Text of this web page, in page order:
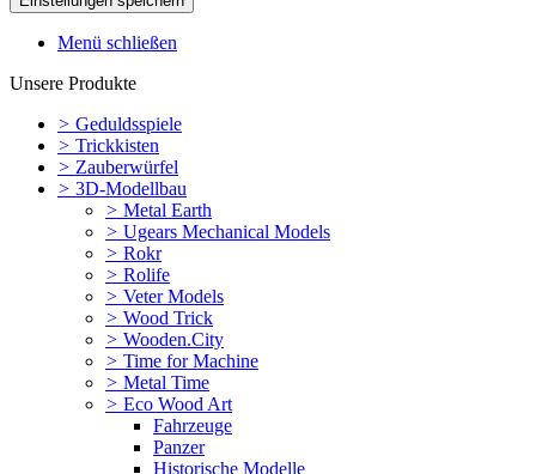
Menü schließen
Unsere Produkte
> Geduldsspiele
> Trickkisten
> Zauberwürfel
> 3D-Modellbau
> Metal Earth
> Ugears Mechanical Models
> Rokr
> Rolife
> Veter Models
> Wood Trick
> Wooden.City
> Time for Machine
> Metal Time
> Eco Wood Art
Fahrzeuge
Panzer
Historische Modelle